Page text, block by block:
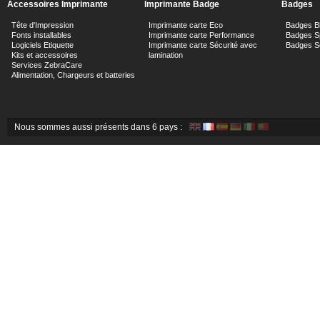
Accessoires Imprimante
Tête d'Impression
Fonts installables
Logiciels Etiquette
Kits et accessoires
Services ZebraCare
Alimentation, Chargeurs et batteries
Imprimante Badge
Imprimante carte Eco
Imprimante carte Performance
Imprimante carte Sécurité avec
lamination
Badges
Badges
Badges
Badges
Nous sommes aussi présents dans 6 pays :